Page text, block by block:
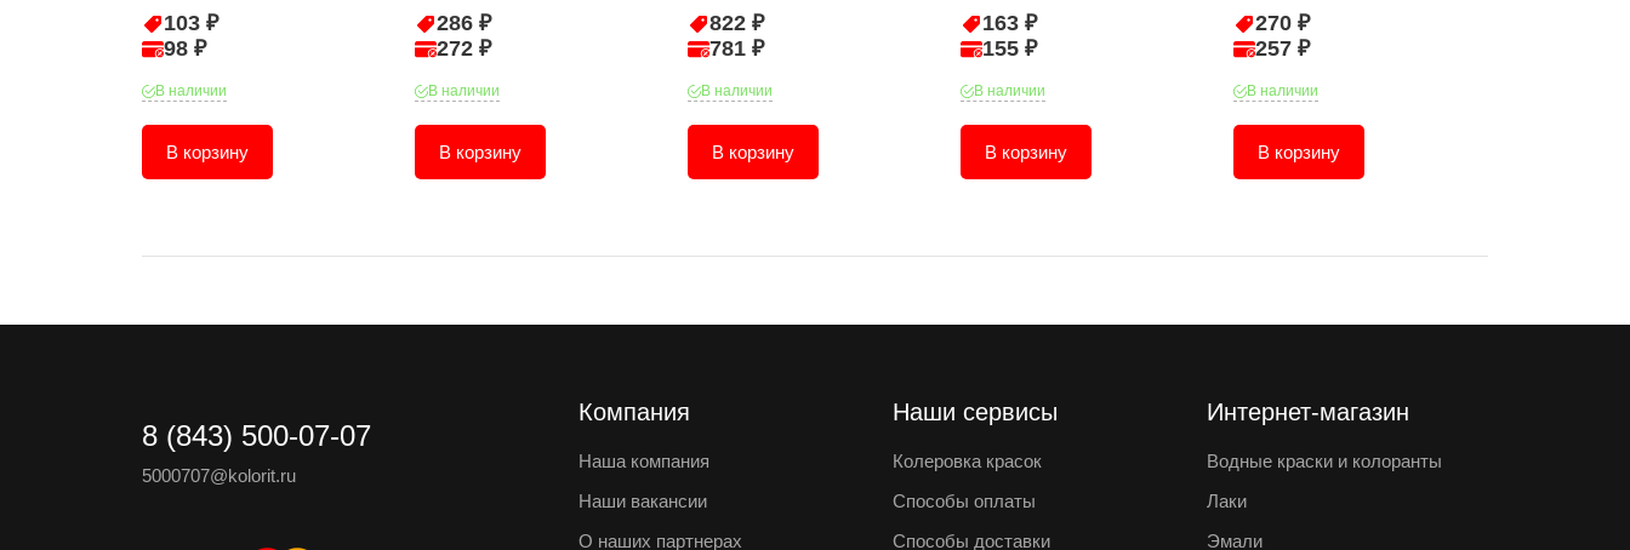
103 ₽
98 ₽
В наличии
В корзину
286 ₽
272 ₽
В наличии
В корзину
822 ₽
781 ₽
В наличии
В корзину
163 ₽
155 ₽
В наличии
В корзину
270 ₽
257 ₽
В наличии
В корзину
8 (843) 500-07-07
5000707@kolorit.ru
Компания
Наша компания
Наши вакансии
О наших партнерах
Наши сервисы
Колеровка красок
Способы оплаты
Способы доставки
Интернет-магазин
Водные краски и колоранты
Лаки
Эмали